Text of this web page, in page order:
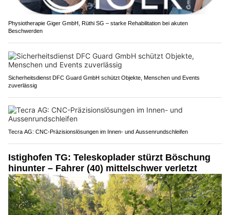
Physiotherapie Giger GmbH, Rüthi SG – starke Rehabilitation bei akuten
Beschwerden
Sicherheitsdienst DFC Guard GmbH schützt Objekte, Menschen und Events
zuverlässig
Tecra AG: CNC-Präzisionslösungen im Innen- und Aussenrundschleifen
Istighofen TG: Teleskoplader stürzt Böschung
hinunter – Fahrer (40) mittelschwer verletzt